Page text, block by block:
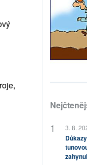
,
3. 8.